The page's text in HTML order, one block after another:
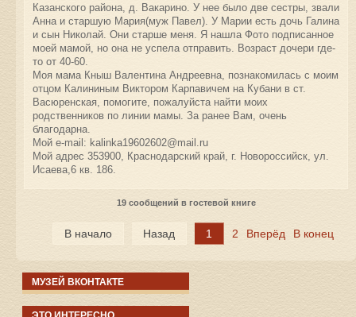
Казанского района, д. Вакарино. У нее было две сестры, звали
Анна и старшую Мария(муж Павел). У Марии есть дочь Галина
и сын Николай. Они старше меня. Я нашла Фото подписанное
моей мамой, но она не успела отправить. Возраст дочери где-
то от 40-60.
Моя мама Кныш Валентина Андреевна, познакомилась с моим
отцом Калининым Виктором Карпавичем на Кубани в ст.
Васюренская, помогите, пожалуйста найти моих
родственников по линии мамы. За ранее Вам, очень
благодарна.
Мой e-mail: kalinka19602602@mail.ru
Мой адрес 353900, Краснодарский край, г. Новороссийск, ул.
Исаева,6 кв. 186.
19 сообщений в гостевой книге
В начало Назад 1 2 Вперёд В конец
МУЗЕЙ ВКОНТАКТЕ